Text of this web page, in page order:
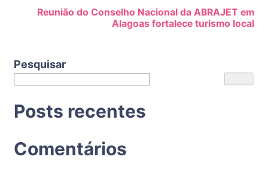
Reunião do Conselho Nacional da ABRAJET em
Alagoas fortalece turismo local
Pesquisar
Posts recentes
Comentários